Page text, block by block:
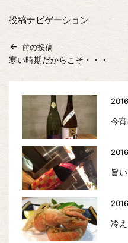
投稿ナビゲーション
前の投稿
寒い時期だからこそ・・・
今
旨
冷